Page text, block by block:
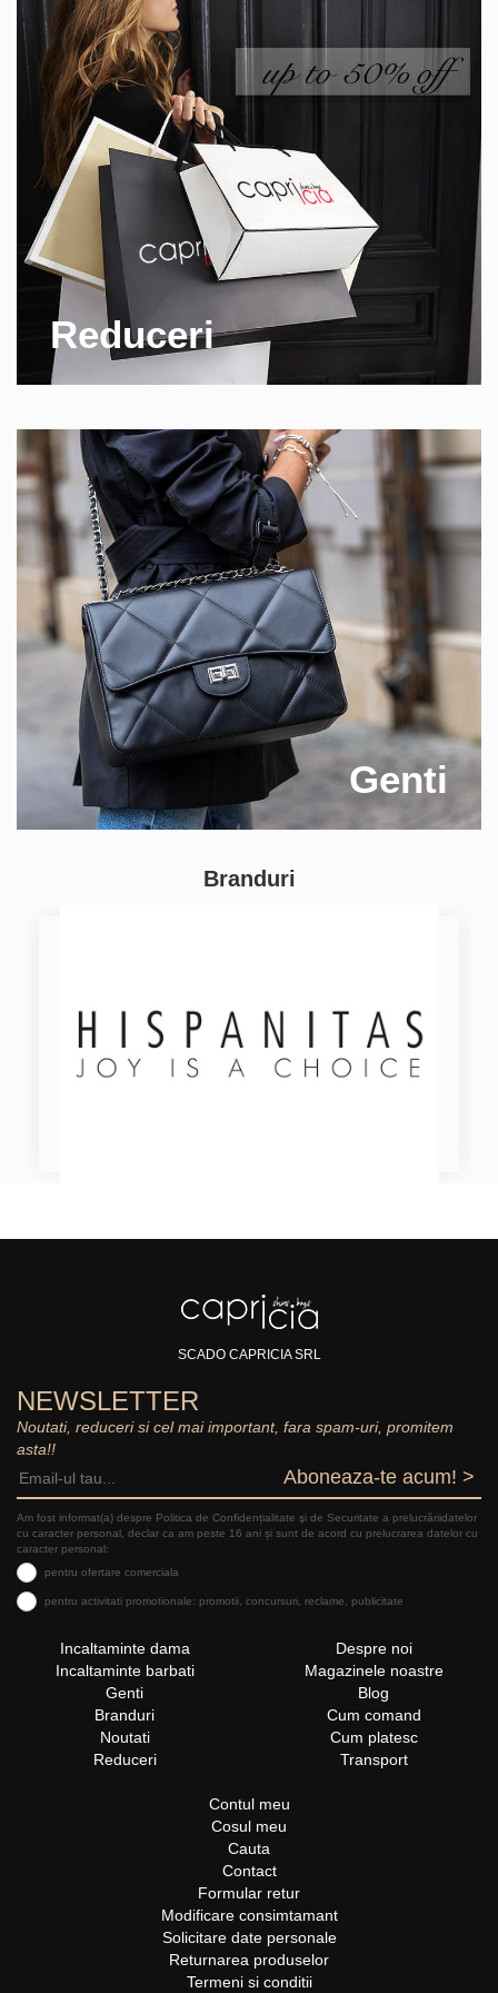
Reduceri
Genti
Branduri
SCADO CAPRICIA SRL
NEWSLETTER
Noutati, reduceri si cel mai important, fara spam-uri, promitem
asta!!
Aboneaza-te acum! >
Am fost informat(a) despre Politica de Confidențialitate şi de Securitate a prelucrăriidatelor
cu caracter personal, declar ca am peste 16 ani și sunt de acord cu prelucrarea datelor cu
caracter personal:
pentru ofertare comerciala
pentru activitati promotionale: promotii, concursuri, reclame, publicitate
Incaltaminte dama
Incaltaminte barbati
Genti
Branduri
Noutati
Reduceri
Despre noi
Magazinele noastre
Blog
Cum comand
Cum platesc
Transport
Contul meu
Cosul meu
Cauta
Contact
Formular retur
Modificare consimtamant
Solicitare date personale
Returnarea produselor
Termeni si conditii